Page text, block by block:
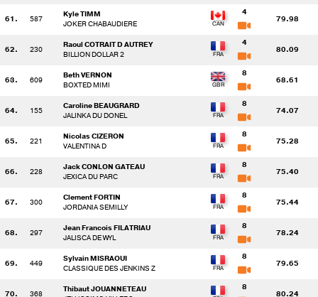
61. 587
Kyle TIMM
JOKER CHABAUDIERE
4
79.98
62. 230
Raoul COTRAIT D AUTREY
BILLION DOLLAR 2
4
80.09
63. 609
Beth VERNON
BOXTED MIMI
8
68.61
64. 155
Caroline BEAUGRARD
JALINKA DU DONEL
8
74.07
65. 221
Nicolas CIZERON
VALENTINA D
8
75.28
66. 228
Jack CONLON GATEAU
JEXICA DU PARC
8
75.40
67. 300
Clement FORTIN
JORDANIA SEMILLY
8
75.44
68. 297
Jean Francois FILATRIAU
JALISCA DE WYL
8
78.24
69. 449
Sylvain MISRAOUI
CLASSIQUE DES JENKINS Z
8
79.65
70. 368
Thibaut JOUANNETEAU
8
80.24